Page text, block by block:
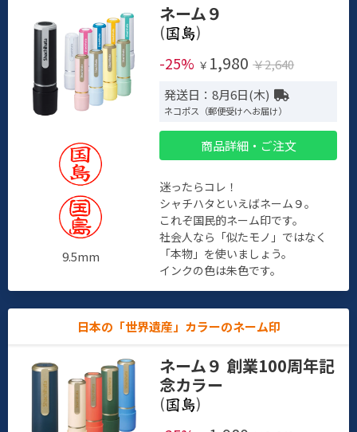
9.5mm
ネーム９
(
)
-25% ￥ 1,980 ￥2,640
発送日：8月6日(木)
ネコポス（郵便受けへお届け）
商品詳細・ご注文
迷ったらコレ！
シャチハタといえばネーム９。
これぞ国民的ネーム印です。
社会人なら「似たモノ」ではなく
「本物」を使いましょう。
インクの色は朱色です。
日本の「世界遺産」カラーのネーム印
ネーム９ 創業100周年記
念カラー
(
)